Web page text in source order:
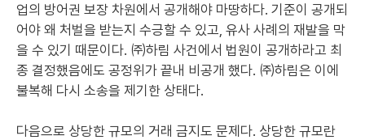
업의 방어권 보장 차원에서 공개해야 마땅하다. 기준이 공개되
어야 왜 처벌을 받는지 수긍할 수 있고, 유사 사례의 재발을 막
을 수 있기 때문이다. ㈜하림 사건에서 법원이 공개하라고 최
종 결정했음에도 공정위가 끝내 비공개 했다. ㈜하림은 이에
불복해 다시 소송을 제기한 상태다.
다음으로 상당한 규모의 거래 금지도 문제다. 상당한 규모란